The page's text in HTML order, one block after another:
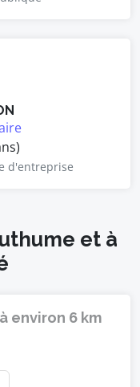
d'entreprise
et à
à environ 6 km